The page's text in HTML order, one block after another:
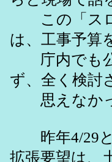
この「スロ
は、工事予算
庁内でも公
ず、全く検討
思えなかっ
昨年4/29と
拡張要望は、